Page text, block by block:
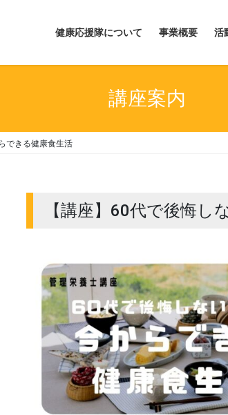
健康応援隊について 事業概要 活
講座案内
できる健康食生活
【講座】60代で後悔